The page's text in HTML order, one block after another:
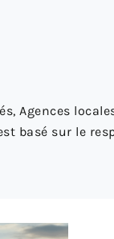
Agences
basé sur le